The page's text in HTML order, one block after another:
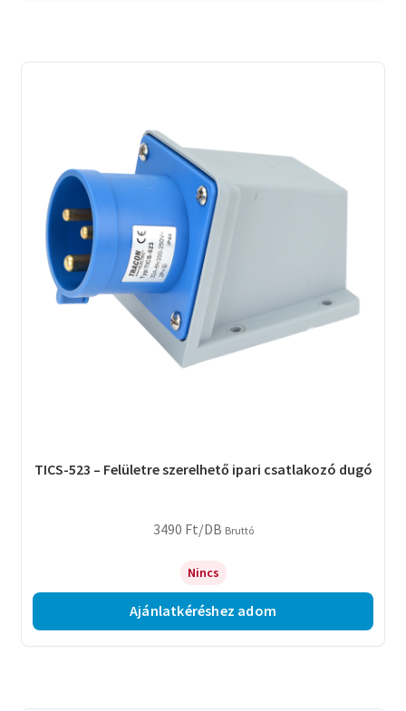
TICS-523 – Felületre szerelhető ipari csatlakozó dugó
3490 Ft/DB Bruttó
Nincs
Ajánlatkéréshez adom